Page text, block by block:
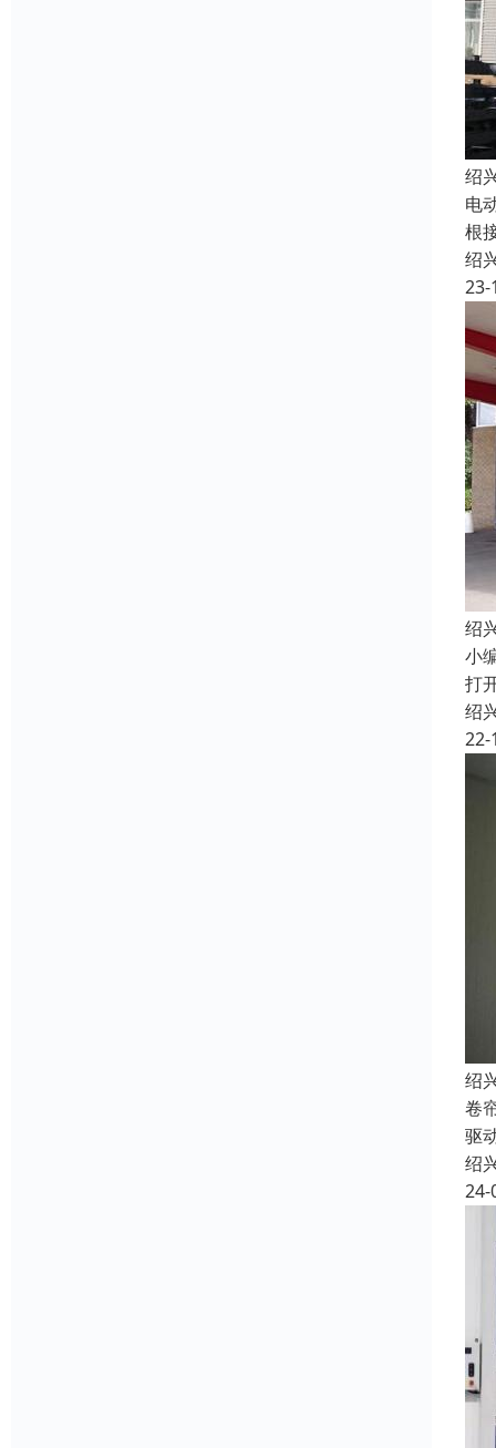
绍
电
根
绍
23-
绍
小
打
绍
22-
绍
卷
驱
绍
24-